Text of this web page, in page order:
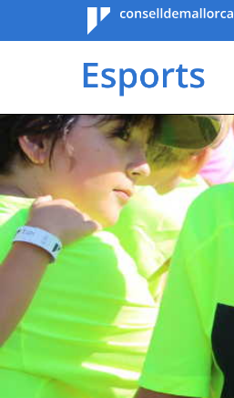
Consell de
Mallorca